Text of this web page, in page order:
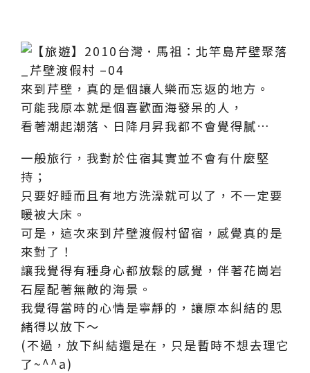
來到芹壁，真的是個讓人樂而忘返的地方。
可能我原本就是個喜歡面海發呆的人，
看著潮起潮落、日降月昇我都不會覺得膩…
一般旅行，我對於住宿其實並不會有什麼堅
持；
只要好睡而且有地方洗澡就可以了，不一定要
暖被大床。
可是，這次來到芹壁渡假村留宿，感覺真的是
來對了！
讓我覺得有種身心都放鬆的感覺，伴著花崗岩
石屋配著無敵的海景。
我覺得當時的心情是寧靜的，讓原本糾結的思
緒得以放下～
(不過，放下糾結還是在，只是暫時不想去理它
了~^^a)